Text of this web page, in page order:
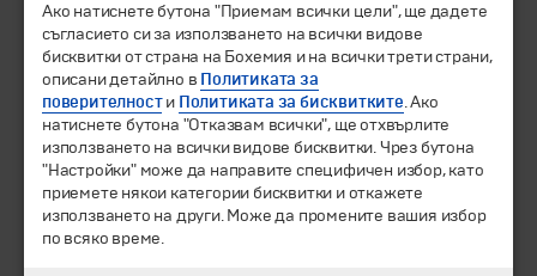
Екскурзии и почивки
Направления
Календар
Всички програми от А до Я
Промоции
Горещи оферти
Потвърдени дати
Празници
Ако натиснете бутона "Приемам всички цели", ще дадете
съгласието си за използването на всички видове
бисквитки от страна на Бохемия и на всички трети страни,
описани детайлно в Политиката за
поверителности Политиката за бисквитките. Ако
натиснете бутона "Отказвам всички", ще отхвърлите
използването на всички видове бисквитки. Чрез бутона
"Настройки" може да направите специфичен избор, като
приемете някои категории бисквитки и откажете
използването на други. Може да промените вашия избор
по всяко време.